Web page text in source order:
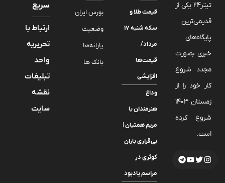
تیتر24 یکی از
قدیمی‌ترین
پایگاه‌های
خبری بصورت
مجدد شروع
کار خود را از
زمستان 1403
شروع کرده
است.
قیمت طلا و
سکه شنبه ۱۷
مرداد/
قیمت‌ها
افزایشی
وداع
هنرمندان با
مریم همتیان |
بی‌قراری باران
کوثری در
مراسم یادبود
بورس ایران
وضعیت
یارانه‌ها
بانک ها
سریع
ارتباط با
تحریریه
واحد
تبلیغات
نقشه
سایت